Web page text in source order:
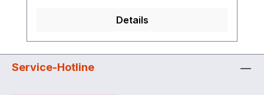
Details
Service-Hotline